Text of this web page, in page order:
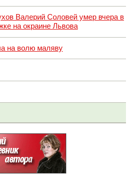
Валерий Соловей умер вчера в
на окраине Львова
на волю маляву